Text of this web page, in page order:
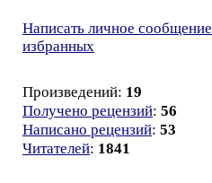
Написать личное сообщение
избранных
Произведений: 19
Получено рецензий: 56
Написано рецензий: 53
Читателей: 1841